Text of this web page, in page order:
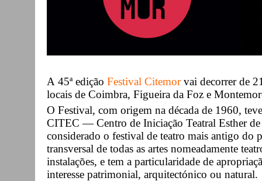
A 45ª edição Festival Citemorvai decorrer de
locais de Coimbra, Figueira da Foz e
O Festival, com origem na década de 1960,
CITEC — Centro de Iniciação Teatral Esther
considerado o festival de teatro mais antigo do
transversal de todas as artes nomeadamente
instalações, e tem a particularidade de
interesse patrimonial, arquitectónico ou natural.